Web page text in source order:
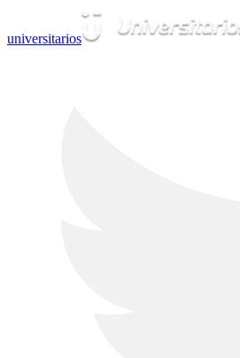
universitarios